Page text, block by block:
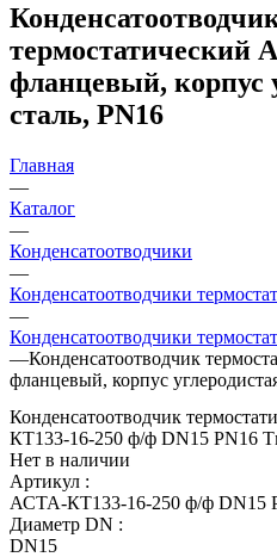
термостатический
фланцевый, корпус
сталь, PN16
Главная
—
Каталог
—
Конденсатоотводчики
—
Конденсатоотводчики
—
Конденсатоотводчики
—Конденсатоотводчик
фланцевый, корпус
Конденсатоотводчик
КТ133-16-250 ф/ф DN15 PN16
Нет в наличии
Артикул :
АСТА-КТ133-16-250 ф/ф DN15
Диаметр DN :
DN15